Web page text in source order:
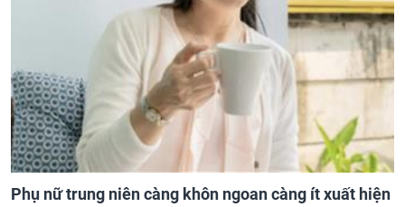
Phụ nữ trung niên càng khôn ngoan càng ít xuất hiện